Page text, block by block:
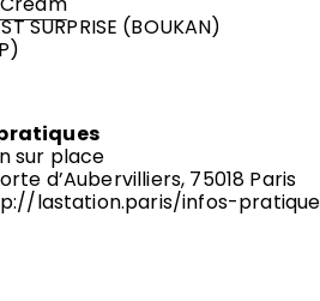
SURPRISE (BOUKAN)
sur place
d’Aubervilliers, 75018 Paris
lastation.paris/infos-